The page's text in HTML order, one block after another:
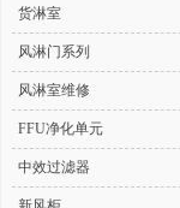
货淋室
风淋门系列
风淋室维修
FFU净化单元
中效过滤器